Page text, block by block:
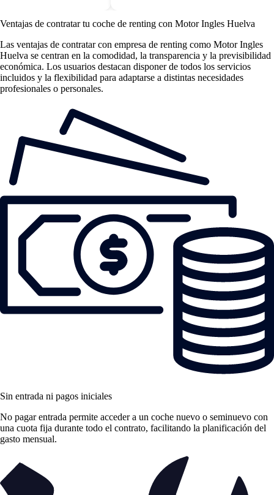
Ventajas de contratar tu coche de renting con Motor Ingles Huelva
Las ventajas de contratar con empresa de renting como Motor Ingles
Huelva se centran en la comodidad, la transparencia y la previsibilidad
económica. Los usuarios destacan disponer de todos los servicios
incluidos y la flexibilidad para adaptarse a distintas necesidades
profesionales o personales.
Sin entrada ni pagos iniciales
No pagar entrada permite acceder a un coche nuevo o seminuevo con
una cuota fija durante todo el contrato, facilitando la planificación del
gasto mensual.